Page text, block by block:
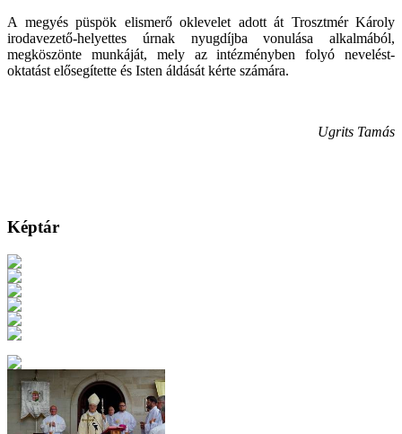
A megyés püspök elismerő oklevelet adott át Trosztmér Károly
irodavezető-helyettes úrnak nyugdíjba vonulása alkalmából,
megköszönte munkáját, mely az intézményben folyó nevelést-
oktatást elősegítette és Isten áldását kérte számára.
Ugrits Tamás
Képtár